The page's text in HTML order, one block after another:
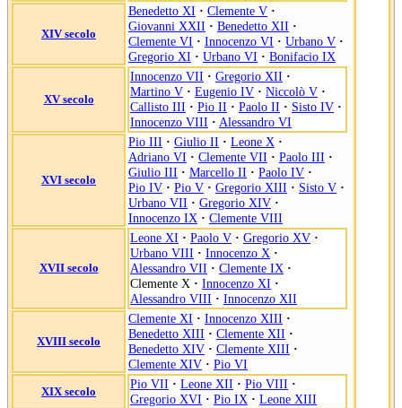
XIV secolo
Benedetto XI · Clemente V ·
Giovanni XXII · Benedetto XII ·
Clemente VI · Innocenzo VI · Urbano V ·
Gregorio XI · Urbano VI · Bonifacio IX
XV secolo
Innocenzo VII · Gregorio XII ·
Martino V · Eugenio IV · Niccolò V ·
Callisto III · Pio II · Paolo II · Sisto IV ·
Innocenzo VIII · Alessandro VI
XVI secolo
Pio III · Giulio II · Leone X ·
Adriano VI · Clemente VII · Paolo III ·
Giulio III · Marcello II · Paolo IV ·
Pio IV · Pio V · Gregorio XIII · Sisto V ·
Urbano VII · Gregorio XIV ·
Innocenzo IX · Clemente VIII
XVII secolo
Leone XI · Paolo V · Gregorio XV ·
Urbano VIII · Innocenzo X ·
Alessandro VII · Clemente IX ·
Clemente X · Innocenzo XI ·
Alessandro VIII · Innocenzo XII
XVIII secolo
Clemente XI · Innocenzo XIII ·
Benedetto XIII · Clemente XII ·
Benedetto XIV · Clemente XIII ·
Clemente XIV · Pio VI
XIX secolo
Pio VII · Leone XII · Pio VIII ·
Gregorio XVI · Pio IX · Leone XIII